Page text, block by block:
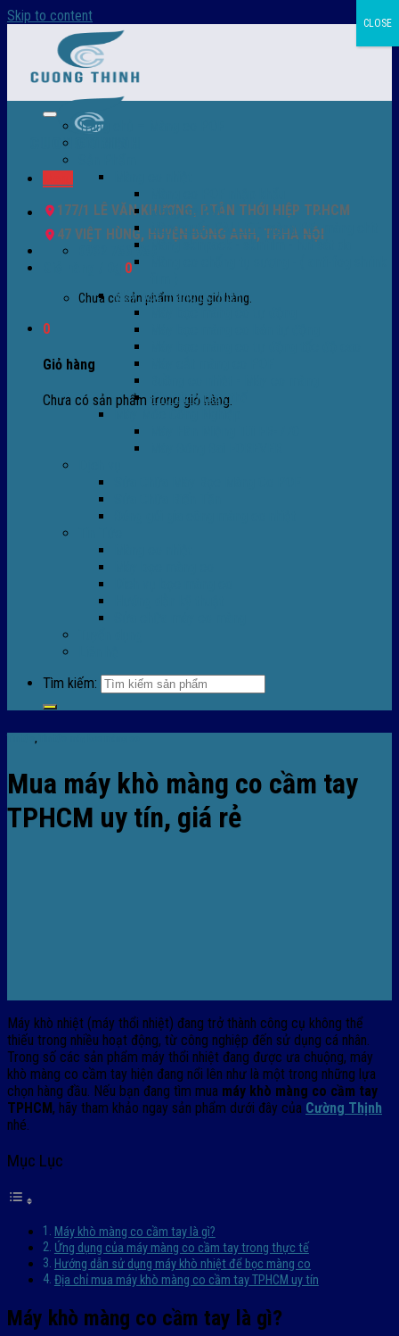
Skip to content
177/1 LÊ VĂN KHƯƠNG, P.TÂN THỚI HIỆP TP.HCM
47 VIỆT HÙNG, HUYỆN ĐÔNG ANH, TP.HÀ NỘI
0932 756 950
0
Chưa có sản phẩm trong giỏ hàng.
0
Giỏ hàng
Chưa có sản phẩm trong giỏ hàng.
Trang chủ – Màng co POF
Màng co PVC
Màng quấn PALLET- màng PE- màng chit
Màng skinpack - skinfilm - hút sát da
Máy bọc màng co POF
Phụ tùng thay thế
Tìm kiếm:
,
Mua máy khò màng co cầm tay
TPHCM uy tín, giá rẻ
Máy khò nhiệt (máy thổi nhiệt) đang trở thành công cụ không thể
thiếu trong nhiều hoạt động, từ công nghiệp đến sử dụng cá nhân.
Trong số các sản phẩm máy thổi nhiệt đang được ưa chuộng, máy
khò màng co cầm tay hiện đang nổi lên như là một trong những lựa
chọn hàng đầu. Nếu bạn đang tìm mua máy khò màng co cầm tay
TPHCM, hãy tham khảo ngay sản phẩm dưới đây của Cường Thịnh
nhé.
Mục Lục
Máy khò màng co cầm tay là gì?
Ứng dụng của máy màng co cầm tay trong thực tế
Hướng dẫn sử dụng máy khò nhiệt để bọc màng co
Địa chỉ mua máy khò màng co cầm tay TPHCM uy tín
Máy khò màng co cầm tay là gì?
CLOSE